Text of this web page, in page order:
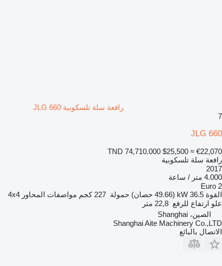
رافعة سلة تلسكوبية JLG 660
7
JLG 660
TND 74,710.000 $25,500 ≈ €22,070
رافعة سلة تلسكوبية
2017
4.000 متر / ساعة
Euro 2
القوة 36.5 kW (49.66 حصان) حمولة 227 كجم مواصفات المحاور 4x4
علو ارتفاع للرفع 22,8 متر
الصين، Shanghai
Shanghai Aite Machinery Co.,LTD
الاتصال بالبائع